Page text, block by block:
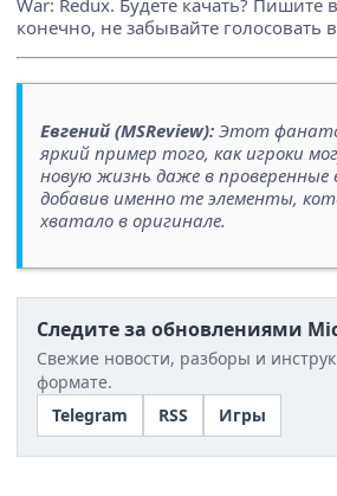
War: Redux. Будете качать? Пишите
конечно, не забывайте голосовать
Евгений (MSReview): Этот
яркий пример того, как игроки
новую жизнь даже в проверенные
добавив именно те элементы,
хватало в оригинале.
Следите за обновлениями
Свежие новости, разборы и
формате.
Telegram
RSS Игры